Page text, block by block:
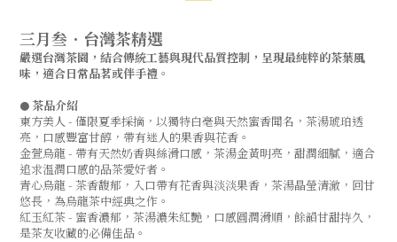
三月叁．台灣茶精選
嚴選台灣茶園，結合傳統工藝與現代品質控制，呈現最純粹的茶葉風
味，適合日常品茗或伴手禮。
●茶品介紹
東方美人 - 僅限夏季採摘，以獨特白毫與天然蜜香聞名，茶湯琥珀透
亮，口感豐富甘醇，帶有迷人的果香與花香。
金萱烏龍 - 帶有天然奶香與絲滑口感，茶湯金黃明亮，甜潤細膩，適合
追求溫潤口感的品茶愛好者。
青心烏龍 - 茶香馥郁，入口帶有花香與淡淡果香，茶湯晶瑩清澈，回甘
悠長，為烏龍茶中經典之作。
紅玉紅茶 - 蜜香濃郁，茶湯濃朱紅艷，口感圓潤滑順，餘韻甘甜持久，
是茶友收藏的必備佳品。